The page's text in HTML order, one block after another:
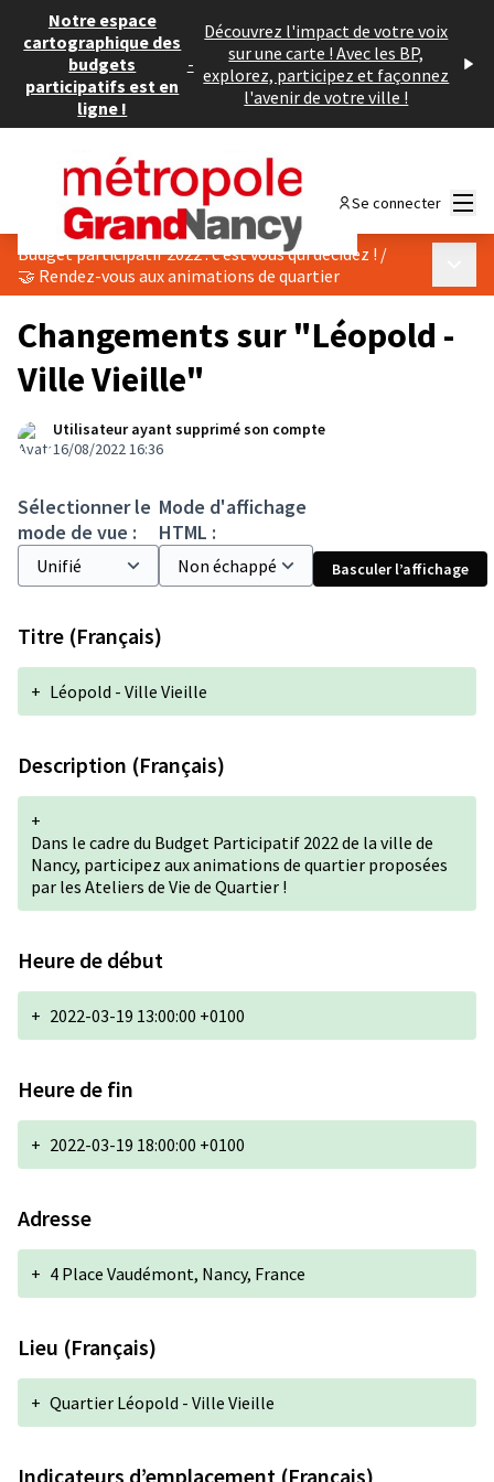
Notre espace
cartographique des
budgets
participatifs est en
ligne !
-
Découvrez l'impact de votre voix
sur une carte ! Avec les BP,
explorez, participez et façonnez
l'avenir de votre ville !
Se connecter
Budget participatif 2022 : c’est vous qui décidez ! /
🤝 Rendez-vous aux animations de quartier
Changements sur "Léopold -
Ville Vieille"
Utilisateur ayant supprimé son compte
16/08/2022 16:36
Sélectionner le
mode de vue :
Mode d'affichage
HTML :
Basculer l’affichage
Titre (Français)
+ Léopold - Ville Vieille
Description (Français)
+
Dans le cadre du Budget Participatif 2022 de la ville de
Nancy, participez aux animations de quartier proposées
par les Ateliers de Vie de Quartier !
Heure de début
+ 2022-03-19 13:00:00 +0100
Heure de fin
+ 2022-03-19 18:00:00 +0100
Adresse
+ 4 Place Vaudémont, Nancy, France
Lieu (Français)
+ Quartier Léopold - Ville Vieille
Indicateurs d’emplacement (Français)